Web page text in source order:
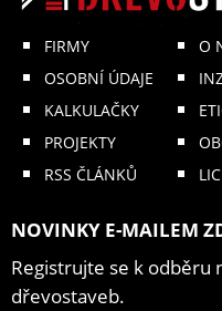
FIRMY
OSOBNÍ ÚDAJE
KALKULAČKY
PROJEKTY
RSS ČLÁNKŮ
O
NOVINKY E-MAILEM
Registrujte se k odběru
dřevostaveb.